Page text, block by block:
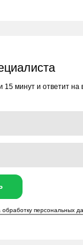
15 минут и ответит на
обработку персональных